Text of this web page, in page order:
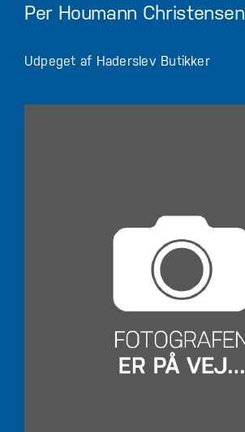
Per Houmann Christensen
Udpeget af Haderslev Butikker